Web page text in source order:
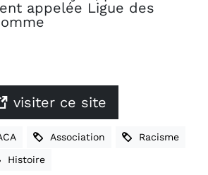
appelée Ligue des
visiter ce site
Association Racisme
Histoire